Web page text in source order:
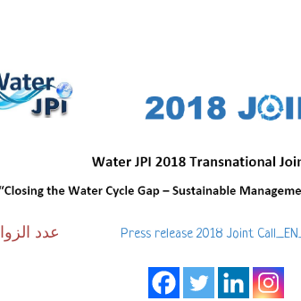
Press release 2018 Joint :عدد